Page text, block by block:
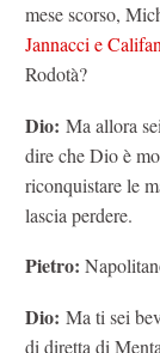
mese scorso,
Jannacci e
Rodotà?
Dio: Ma allora
dire che Dio è
riconquistare le
lascia perdere.
Pietro:
Dio: Ma ti sei
di diretta di